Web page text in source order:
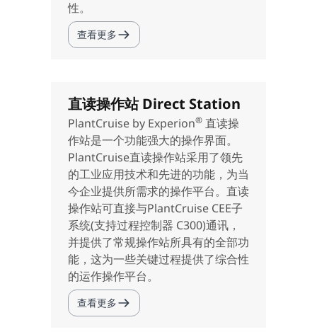
性。
查看更多
直读操作站 Direct Station
PlantCruise by Experion® 直读操
作站是一个功能强大的操作界面。
PlantCruise直读操作站采用了领先
的工业应用技术和先进的功能，为当
今企业提供所需求的操作平台。直读
操作站可直接与PlantCruise CEE子
系统(支持过程控制器 C300)通讯，
并提供了常规操作站所具有的全部功
能，这为一些关键过程提供了综合性
的运作操作平台。
查看更多